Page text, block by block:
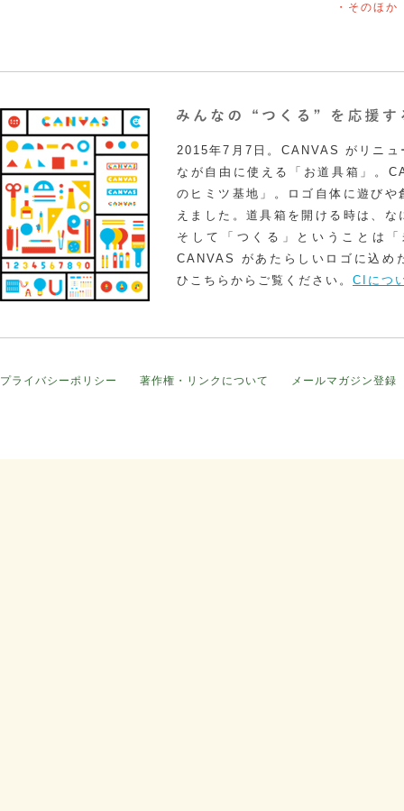
・そのほか
2015年7月7日。CANVAS がリニュ
なが自由に使える「お道具箱」。
のヒミツ基地」。ロゴ自体に遊び
えました。道具箱を開ける時は、
そして「つくる」ということは
CANVAS があたらしいロゴに込め
ひこちらからご覧ください。 CIにつ
プライバシーポリシー 著作権・リンクについて メールマガジン登録